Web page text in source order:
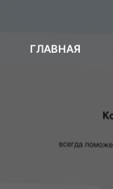
ГЛАВНАЯ